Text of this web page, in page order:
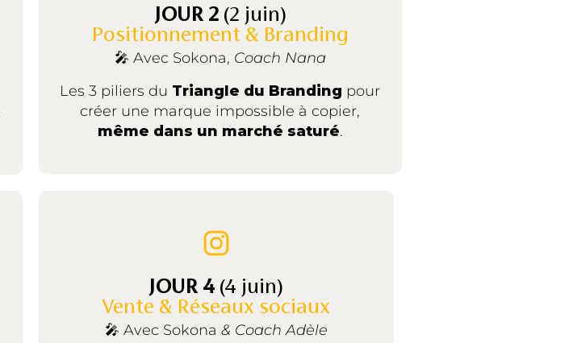
JOUR 2 (2 juin)
Positionnement & Branding
🎤 Avec Sokona, Coach Nana
Les 3 piliers du Triangle du Branding pour
créer une marque impossible à copier,
même dans un marché saturé.
JOUR 4 (4 juin)
Vente & Réseaux sociaux
🎤 Avec Sokona & Coach Adèle